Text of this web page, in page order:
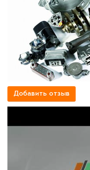
Добавить отзыв